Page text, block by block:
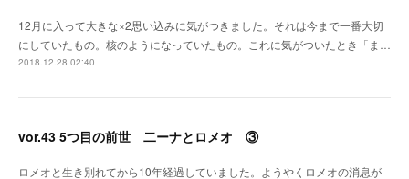
12月に入って大きな×2思い込みに気がつきました。それは今まで一番大切
にしていたもの。核のようになっていたもの。これに気がついたとき「ま…
2018.12.28 02:40
vor.43 5つ目の前世 二ーナとロメオ ③
ロメオと生き別れてから10年経過していました。ようやくロメオの消息が